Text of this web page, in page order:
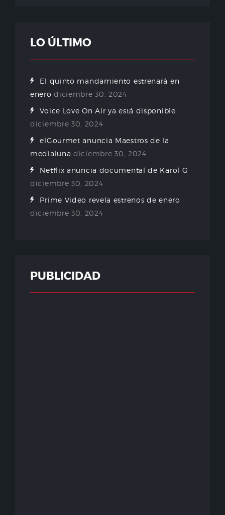
LO ÚLTIMO
El quinto mandamiento estrenará en
enero diciembre 30, 2024
Voice Love On Air ya está disponible
diciembre 30, 2024
elGourmet anuncia Maestros de la
medialuna diciembre 30, 2024
Netflix anuncia documental de Karol G
diciembre 30, 2024
Prime Video revela estrenos de enero
diciembre 30, 2024
PUBLICIDAD